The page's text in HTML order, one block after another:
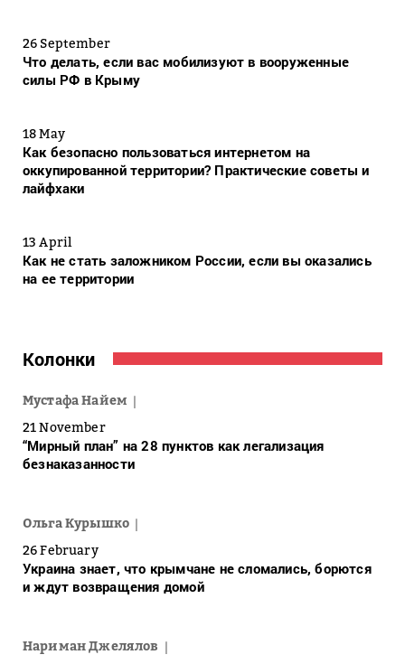
26 September
Что делать, если вас мобилизуют в вооруженные
силы РФ в Крыму
18 May
Как безопасно пользоваться интернетом на
оккупированной территории? Практические советы и
лайфхаки
13 April
Как не стать заложником России, если вы оказались
на ее территории
Колонки
Мустафа Найем
21 November
“Мирный план” на 28 пунктов как легализация
безнаказанности
Ольга Курышко
26 February
Украина знает, что крымчане не сломались, борются
и ждут возвращения домой
Нариман Джелялов